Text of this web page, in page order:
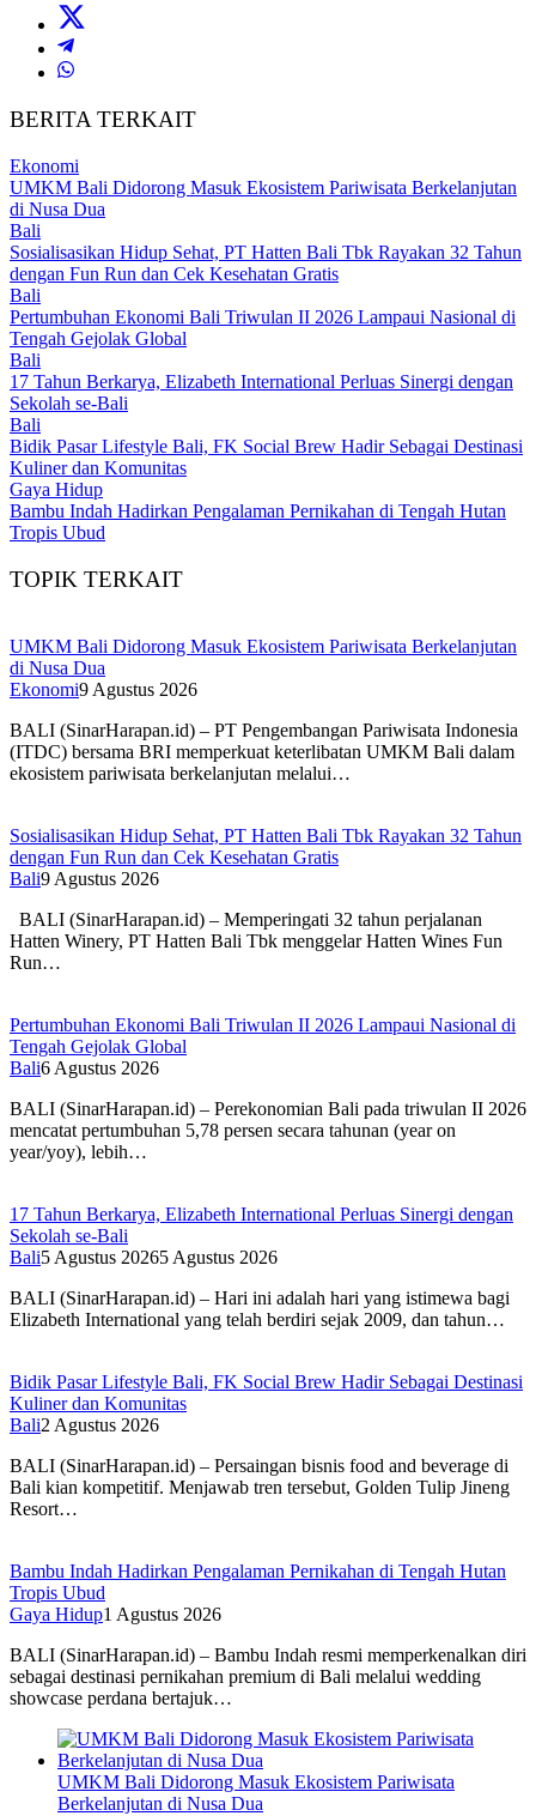
BERITA TERKAIT
Ekonomi
UMKM Bali Didorong Masuk Ekosistem Pariwisata Berkelanjutan
di Nusa Dua
Bali
Sosialisasikan Hidup Sehat, PT Hatten Bali Tbk Rayakan 32 Tahun
dengan Fun Run dan Cek Kesehatan Gratis
Bali
Pertumbuhan Ekonomi Bali Triwulan II 2026 Lampaui Nasional di
Tengah Gejolak Global
Bali
17 Tahun Berkarya, Elizabeth International Perluas Sinergi dengan
Sekolah se-Bali
Bali
Bidik Pasar Lifestyle Bali, FK Social Brew Hadir Sebagai Destinasi
Kuliner dan Komunitas
Gaya Hidup
Bambu Indah Hadirkan Pengalaman Pernikahan di Tengah Hutan
Tropis Ubud
TOPIK TERKAIT
UMKM Bali Didorong Masuk Ekosistem Pariwisata Berkelanjutan
di Nusa Dua
Ekonomi9 Agustus 2026
BALI (SinarHarapan.id) – PT Pengembangan Pariwisata Indonesia
(ITDC) bersama BRI memperkuat keterlibatan UMKM Bali dalam
ekosistem pariwisata berkelanjutan melalui…
Sosialisasikan Hidup Sehat, PT Hatten Bali Tbk Rayakan 32 Tahun
dengan Fun Run dan Cek Kesehatan Gratis
Bali9 Agustus 2026
BALI (SinarHarapan.id) – Memperingati 32 tahun perjalanan
Hatten Winery, PT Hatten Bali Tbk menggelar Hatten Wines Fun
Run…
Pertumbuhan Ekonomi Bali Triwulan II 2026 Lampaui Nasional di
Tengah Gejolak Global
Bali6 Agustus 2026
BALI (SinarHarapan.id) – Perekonomian Bali pada triwulan II 2026
mencatat pertumbuhan 5,78 persen secara tahunan (year on
year/yoy), lebih…
17 Tahun Berkarya, Elizabeth International Perluas Sinergi dengan
Sekolah se-Bali
Bali5 Agustus 20265 Agustus 2026
BALI (SinarHarapan.id) – Hari ini adalah hari yang istimewa bagi
Elizabeth International yang telah berdiri sejak 2009, dan tahun…
Bidik Pasar Lifestyle Bali, FK Social Brew Hadir Sebagai Destinasi
Kuliner dan Komunitas
Bali2 Agustus 2026
BALI (SinarHarapan.id) – Persaingan bisnis food and beverage di
Bali kian kompetitif. Menjawab tren tersebut, Golden Tulip Jineng
Resort…
Bambu Indah Hadirkan Pengalaman Pernikahan di Tengah Hutan
Tropis Ubud
Gaya Hidup1 Agustus 2026
BALI (SinarHarapan.id) – Bambu Indah resmi memperkenalkan diri
sebagai destinasi pernikahan premium di Bali melalui wedding
showcase perdana bertajuk…
UMKM Bali Didorong Masuk Ekosistem Pariwisata
Berkelanjutan di Nusa Dua